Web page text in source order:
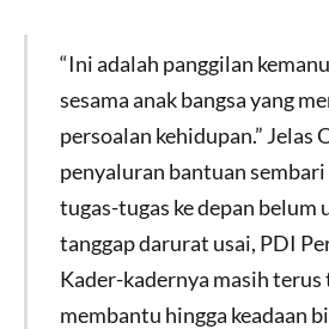
“Ini adalah panggilan
sesama anak bangsa yang
persoalan kehidupan.” Jelas
penyaluran bantuan
tugas-tugas ke depan belum
tanggap darurat usai, PDI
Kader-kadernya masih
membantu hingga keadaan